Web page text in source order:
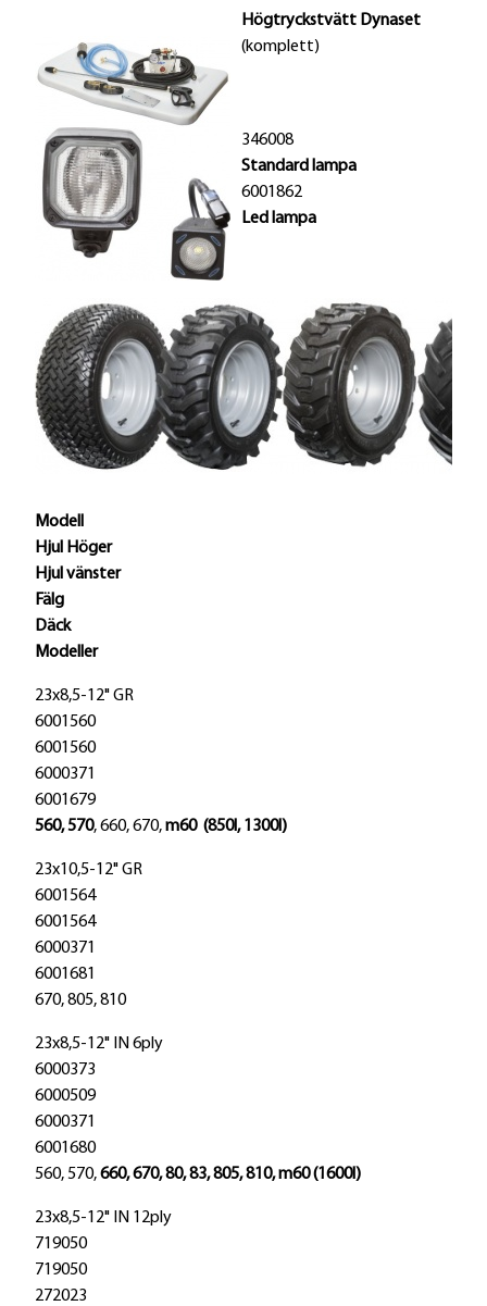
Högtryckstvätt Dynaset
(komplett)
346008
Standard lampa
6001862
Led lampa
Modell
Hjul Höger
Hjul vänster
Fälg
Däck
Modeller
23x8,5-12" GR
6001560
6001560
6000371
6001679
560, 570, 660, 670,m60 (850l, 1300l)
23x10,5-12" GR
6001564
6001564
6000371
6001681
670, 805, 810
23x8,5-12" IN 6ply
6000373
6000509
6000371
6001680
560, 570,660, 670, 80, 83, 805, 810, m60 (1600l)
23x8,5-12" IN 12ply
719050
719050
272023